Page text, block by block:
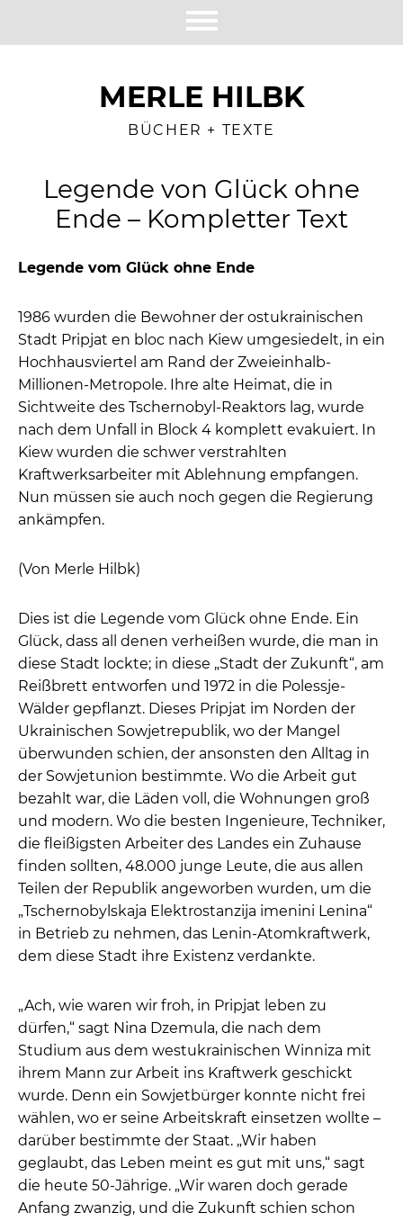
MERLE HILBK
BÜCHER + TEXTE
Legende von Glück ohne
Ende – Kompletter Text
Legende vom Glück ohne Ende
1986 wurden die Bewohner der ostukrainischen
Stadt Pripjat en bloc nach Kiew umgesiedelt, in ein
Hochhausviertel am Rand der Zweieinhalb-
Millionen-Metropole. Ihre alte Heimat, die in
Sichtweite des Tschernobyl-Reaktors lag, wurde
nach dem Unfall in Block 4 komplett evakuiert. In
Kiew wurden die schwer verstrahlten
Kraftwerksarbeiter mit Ablehnung empfangen.
Nun müssen sie auch noch gegen die Regierung
ankämpfen.
(Von Merle Hilbk)
Dies ist die Legende vom Glück ohne Ende. Ein
Glück, dass all denen verheißen wurde, die man in
diese Stadt lockte; in diese „Stadt der Zukunft“, am
Reißbrett entworfen und 1972 in die Polessje-
Wälder gepflanzt. Dieses Pripjat im Norden der
Ukrainischen Sowjetrepublik, wo der Mangel
überwunden schien, der ansonsten den Alltag in
der Sowjetunion bestimmte. Wo die Arbeit gut
bezahlt war, die Läden voll, die Wohnungen groß
und modern. Wo die besten Ingenieure, Techniker,
die fleißigsten Arbeiter des Landes ein Zuhause
finden sollten, 48.000 junge Leute, die aus allen
Teilen der Republik angeworben wurden, um die
„Tschernobylskaja Elektrostanzija imenini Lenina“
in Betrieb zu nehmen, das Lenin-Atomkraftwerk,
dem diese Stadt ihre Existenz verdankte.
„Ach, wie waren wir froh, in Pripjat leben zu
dürfen,“ sagt Nina Dzemula, die nach dem
Studium aus dem westukrainischen Winniza mit
ihrem Mann zur Arbeit ins Kraftwerk geschickt
wurde. Denn ein Sowjetbürger konnte nicht frei
wählen, wo er seine Arbeitskraft einsetzen wollte –
darüber bestimmte der Staat. „Wir haben
geglaubt, das Leben meint es gut mit uns,“ sagt
die heute 50-Jährige. „Wir waren doch gerade
Anfang zwanzig, und die Zukunft schien schon